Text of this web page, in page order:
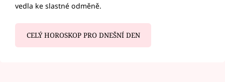
vedla ke slastné odměně.
CELÝ HOROSKOP PRO DNEŠNÍ DEN